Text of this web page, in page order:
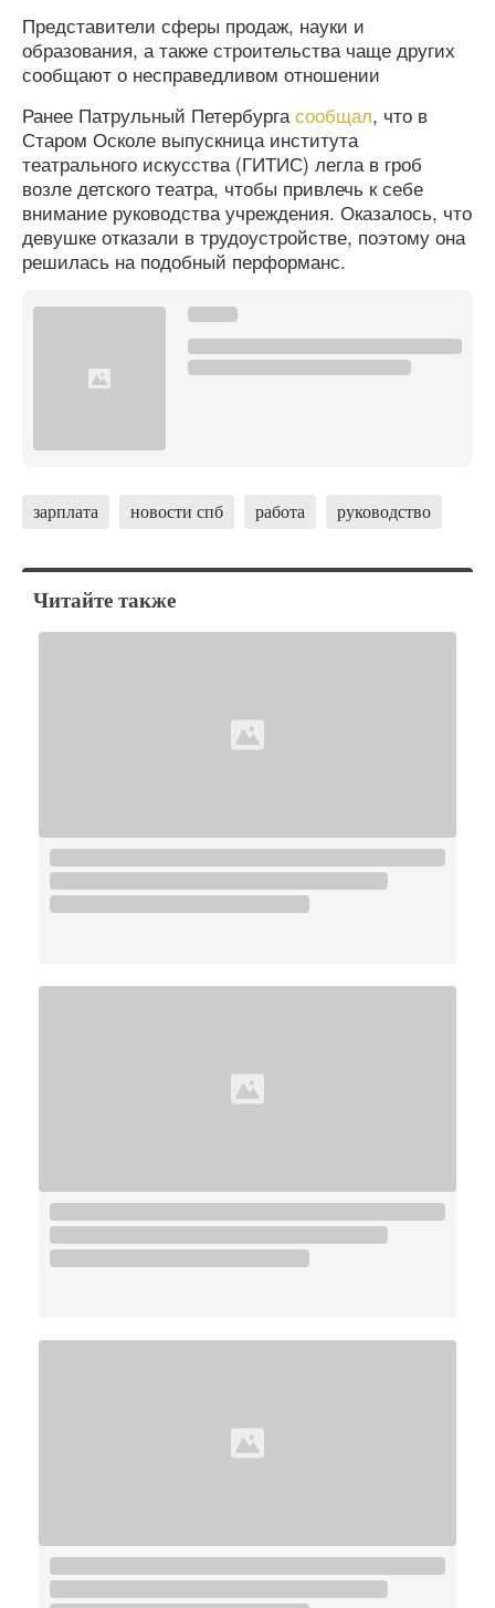
Представители сферы продаж, науки и
образования, а также строительства чаще других
сообщают о несправедливом отношении
Ранее Патрульный Петербургасообщал, что в
Старом Осколе выпускница института
театрального искусства (ГИТИС) легла в гроб
возле детского театра, чтобы привлечь к себе
внимание руководства учреждения. Оказалось, что
девушке отказали в трудоустройстве, поэтому она
решилась на подобный перформанс.
зарплата новости спб работа руководство
Читайте также